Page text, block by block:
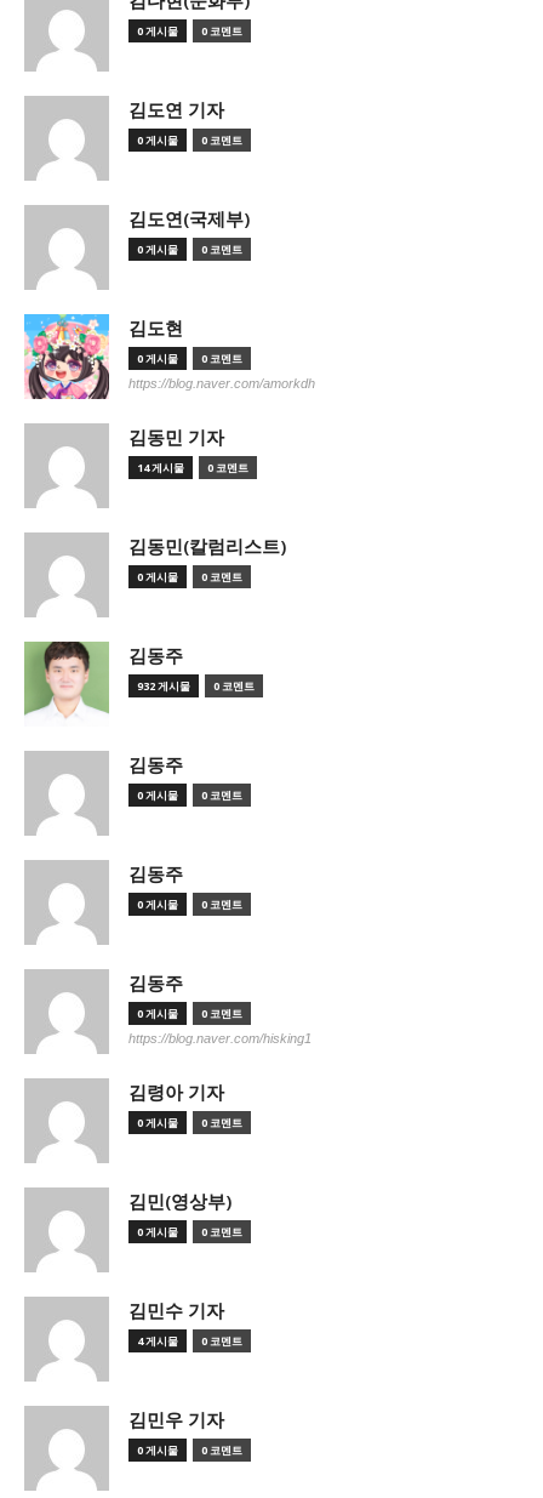
0 게시물 0 코멘트
김도연 기자
0 게시물 0 코멘트
김도연(국제부)
0 게시물 0 코멘트
김도현
0 게시물 0 코멘트
https://blog.naver.com/amorkdh
김동민 기자
14 게시물 0 코멘트
김동민(칼럼리스트)
0 게시물 0 코멘트
김동주
932 게시물 0 코멘트
김동주
0 게시물 0 코멘트
김동주
0 게시물 0 코멘트
김동주
0 게시물 0 코멘트
https://blog.naver.com/hisking1
김령아 기자
0 게시물 0 코멘트
김민(영상부)
0 게시물 0 코멘트
김민수 기자
4 게시물 0 코멘트
김민우 기자
0 게시물 0 코멘트